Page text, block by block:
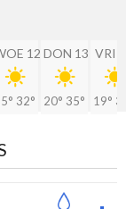
12
32°
DON 13
20° 35°
VRI
19°